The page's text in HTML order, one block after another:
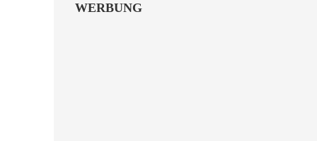
WERBUNG